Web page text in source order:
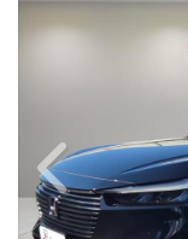
Previous